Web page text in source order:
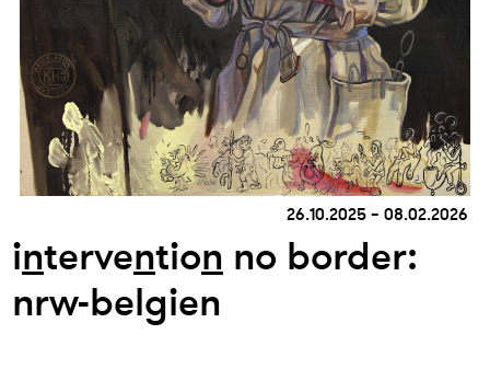
26.10.2025 – 08.02.2026
intervention no border:
nrw-belgien